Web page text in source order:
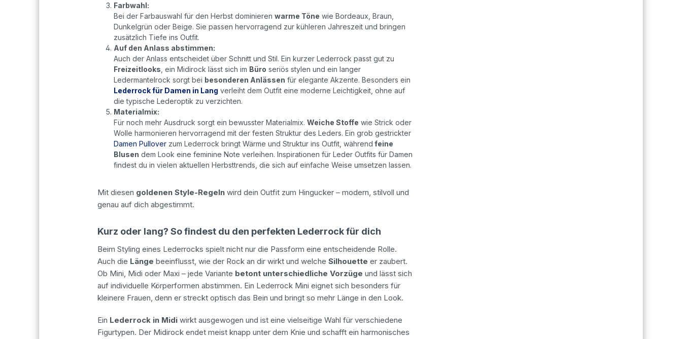
Farbwahl:
Bei der Farbauswahl für den Herbst dominierenwarme Töne wie Bordeaux, Braun,
Dunkelgrün oder Beige. Sie passen hervorragend zur kühleren Jahreszeit und bringen
zusätzlich Tiefe ins Outfit.
Auf den Anlass abstimmen:
Auch der Anlass entscheidet über Schnitt und Stil. Ein kurzer Lederrock passt gut zu
Freizeitlooks, ein Midirock lässt sich im Büro seriös stylen und ein langer
Ledermantelrock sorgt bei besonderen Anlässen für elegante Akzente. Besonders ein
Lederrock für Damen in Lang verleiht dem Outfit eine moderne Leichtigkeit, ohne auf
die typische Lederoptik zu verzichten.
Materialmix:
Für noch mehr Ausdruck sorgt ein bewusster Materialmix.Weiche Stoffe wie Strick oder
Wolle harmonieren hervorragend mit der festen Struktur des Leders. Ein grob gestrickter
Damen Pullover zum Lederrock bringt Wärme und Struktur ins Outfit, während feine
Blusen dem Look eine feminine Note verleihen. Inspirationen für Leder Outfits für Damen
findest du in vielen aktuellen Herbsttrends, die sich auf einfache Weise umsetzen lassen.
Mit diesen goldenen Style-Regeln wird dein Outfit zum Hingucker – modern, stilvoll und
genau auf dich abgestimmt.
Kurz oder lang? So findest du den perfekten Lederrock für dich
Beim Styling eines Lederrocks spielt nicht nur die Passform eine entscheidende Rolle.
Auch die Länge beeinflusst, wie der Rock an dir wirkt und welche Silhouetteer zaubert.
Ob Mini, Midi oder Maxi – jede Variante betont unterschiedliche Vorzügeund lässt sich
auf individuelle Körperformen abstimmen. Ein Lederrock Mini eignet sich besonders für
kleinere Frauen, denn er streckt optisch das Bein und bringt so mehr Länge in den Look.
Ein Lederrock in Midi wirkt ausgewogen und ist eine vielseitige Wahl für verschiedene
Figurtypen. Der Midirock endet meist knapp unter dem Knie und schafft ein harmonisches